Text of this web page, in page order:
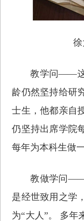
教学问——这
龄仍然坚持给研
士生，他都亲自
仍坚持出席学院
每年为本科生做
教做学问——
是经世致用之学
为“大人”。 多年